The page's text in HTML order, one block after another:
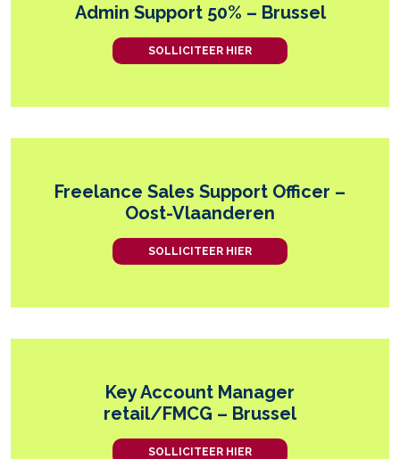
Admin Support 50% – Brussel
SOLLICITEER HIER
Freelance Sales Support Officer –
Oost-Vlaanderen
SOLLICITEER HIER
Key Account Manager
retail/FMCG – Brussel
SOLLICITEER HIER